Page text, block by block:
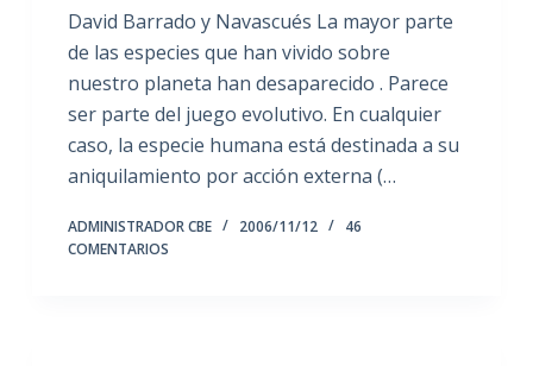
David Barrado y Navascués La mayor parte
de las especies que han vivido sobre
nuestro planeta han desaparecido . Parece
ser parte del juego evolutivo. En cualquier
caso, la especie humana está destinada a su
aniquilamiento por acción externa (…
ADMINISTRADOR CBE 2006/11/12
46
COMENTARIOS